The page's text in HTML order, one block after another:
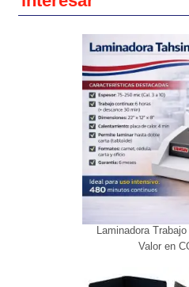
Laminadora
Valor en